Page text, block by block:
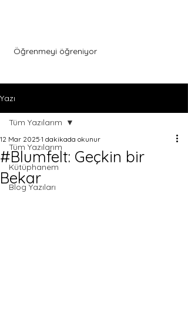
Öğrenmeyi öğreniyor
Yazı
Tüm Yazılarım
Kütüphanem
Blog Yazıları
Tüm Yazılarım
#Blumfelt: Geçkin bir
Bekar
12 Mar 2025 1 dakikada okunur